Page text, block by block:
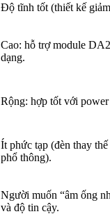
Độ tĩnh tốt (thiết kế
Cao: hỗ trợ module
dạng.
Rộng: hợp tốt với
Ít phức tạp (đèn thay
phổ thông).
Người muốn “âm ống
và độ tin cậy.